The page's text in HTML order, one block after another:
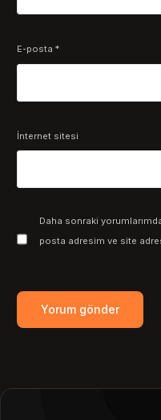
E-posta*
İnternet sitesi
Daha sonraki
posta adresim ve site